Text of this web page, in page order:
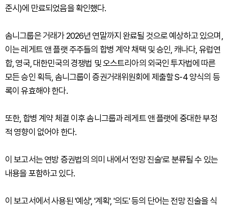
준시)에 만료되었음을 확인했다.
솜니그룹은 거래가 2026년 연말까지 완료될 것으로 예상하고 있으며,
이는 레게트 앤 플랫 주주들의 합병 계약 채택 및 승인, 캐나다, 유럽연
합, 영국, 대한민국의 경쟁법 및 오스트리아의 외국인 투자법에 따른
모든 승인 획득, 솜니그룹이 증권거래위원회에 제출할 S-4 양식의 등
록이 유효해야 한다.
또한, 합병 계약 체결 이후 솜니그룹과 레게트 앤 플랫에 중대한 부정
적 영향이 없어야 한다.
이 보고서는 연방 증권법의 의미 내에서 '전망 진술'로 분류될 수 있는
내용을 포함하고 있다.
이 보고서에서 사용된 '예상', '계획', '의도' 등의 단어는 전망 진술을 식